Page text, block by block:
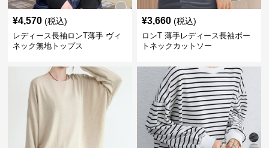
¥4,570 (税込)
レディース長袖ロンT薄手 ヴィ
ネック無地トップス
¥3,660 (税込)
ロンT 薄手レディース長袖ボー
トネックカットソー